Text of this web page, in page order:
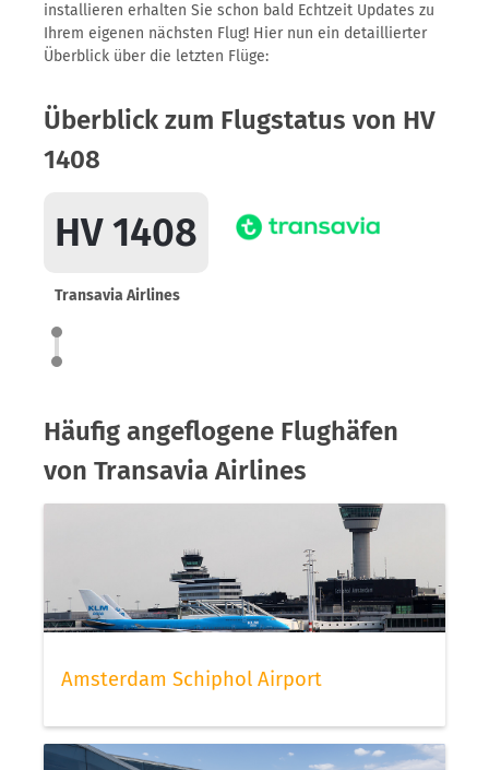
installieren erhalten Sie schon bald Echtzeit Updates zu
Ihrem eigenen nächsten Flug! Hier nun ein detaillierter
Überblick über die letzten Flüge:
Überblick zum Flugstatus von HV
1408
HV 1408
Transavia Airlines
Häufig angeflogene Flughäfen
von Transavia Airlines
Amsterdam Schiphol Airport